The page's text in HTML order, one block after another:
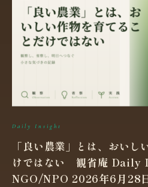
Daily Insight
「良い農業」とは、おいし
けではない 観省庵
NGO/NPO 2026年6月28